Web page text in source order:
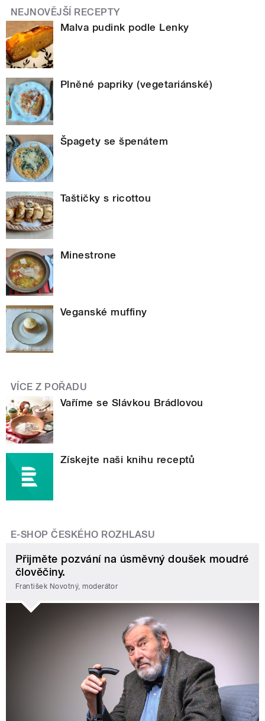
NEJNOVĚJŠÍ RECEPTY
Malva pudink podle Lenky
Plněné papriky (vegetariánské)
Špagety se špenátem
Taštičky s ricottou
Minestrone
Veganské muffiny
VÍCE Z POŘADU
Vaříme se Slávkou Brádlovou
Získejte naši knihu receptů
E-SHOP ČESKÉHO ROZHLASU
Přijměte pozvání na úsměvný doušek moudré
člověčiny.
František Novotný, moderátor